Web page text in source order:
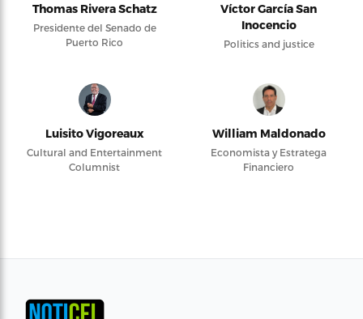
Thomas Rivera Schatz
Presidente del Senado de
Puerto Rico
Víctor García San
Inocencio
Politics and justice
Luisito Vigoreaux
Cultural and Entertainment
Columnist
William Maldonado
Economista y Estratega
Financiero